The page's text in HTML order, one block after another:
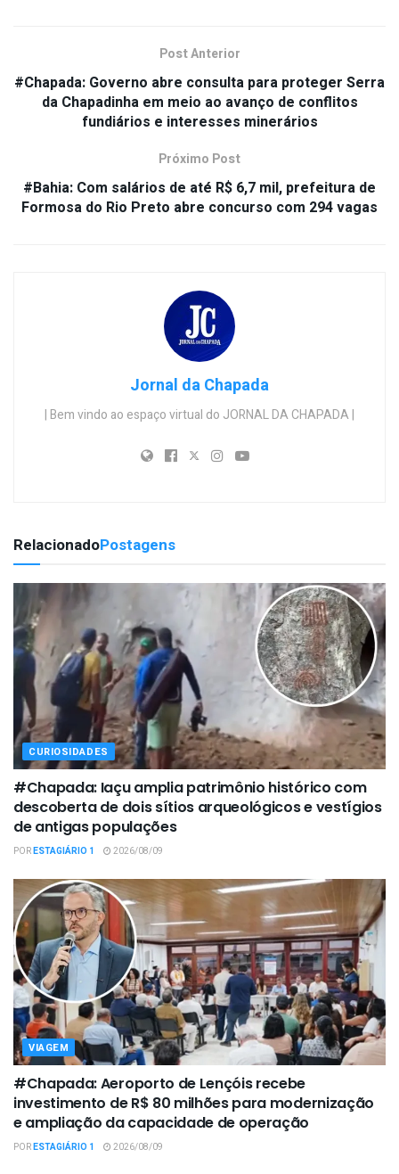
Post Anterior
#Chapada: Governo abre consulta para proteger Serra
da Chapadinha em meio ao avanço de conflitos
fundiários e interesses minerários
Próximo Post
#Bahia: Com salários de até R$ 6,7 mil, prefeitura de
Formosa do Rio Preto abre concurso com 294 vagas
Jornal da Chapada
| Bem vindo ao espaço virtual do JORNAL DA CHAPADA |
RelacionadoPostagens
CURIOSIDADES
#Chapada: Iaçu amplia patrimônio histórico com
descoberta de dois sítios arqueológicos e vestígios
de antigas populações
PORESTAGIÁRIO 1 2026/08/09
VIAGEM
#Chapada: Aeroporto de Lençóis recebe
investimento de R$ 80 milhões para modernização
e ampliação da capacidade de operação
PORESTAGIÁRIO 1 2026/08/09